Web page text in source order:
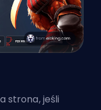
strona, jeśli